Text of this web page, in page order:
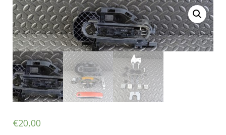
A
u
d
i
A
6
|
C
6
(
4
€20,00